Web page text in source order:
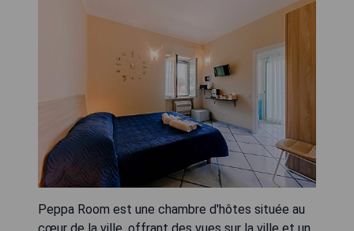
Peppa Room est une chambre d'hôtes située au